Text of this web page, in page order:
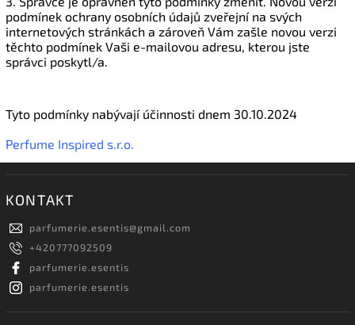
podmínek ochrany osobních údajů zveřejní na svých
internetových stránkách a zároveň Vám zašle novou verzi
těchto podmínek Vaši e-mailovou adresu, kterou jste
správci poskytl/a.
Tyto podmínky nabývají účinnosti dnem 30.10.2024
Perfume Inspired s.r.o.
KONTAKT
parfumerie.esentis@gmail.com
+420777092509
parfumerie.esentis
parfumerie.esentis